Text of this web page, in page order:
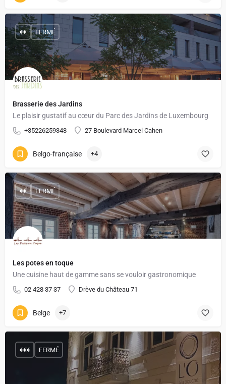
Brasserie des Jardins
Le plaisir gustatif au cœur du Parc des Jardins de Luxembourg
+35226259348 27 Boulevard Marcel Cahen
€€ FERMÉ
Belgo-française +4
Les potes en toque
Une cuisine haut de gamme sans se vouloir gastronomique
02 428 37 37 Drève du Château 71
€€ FERMÉ
Belge +7
€€€ FERMÉ